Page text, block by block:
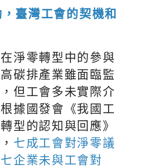
臺灣工會的契機和
淨零轉型中的參與
碳排產業雖面臨監
但工會多未實際介
據國發會《我國工
型的認知與回應》
七成工會對淨零議
企業未與工會對